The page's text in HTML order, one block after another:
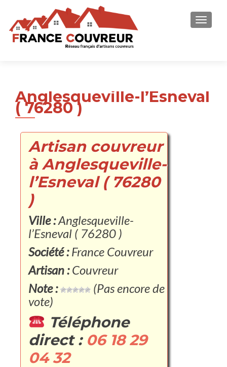
Anglesqueville-l’Esneval
( 76280 )
Artisan couvreur
à Anglesqueville-
l’Esneval ( 76280
)
Ville :Anglesqueville-
l’Esneval ( 76280 )
Société :France Couvreur
Artisan :Couvreur
Note :
(Pas encore de
vote)
Téléphone
direct : 06 18 29
04 32